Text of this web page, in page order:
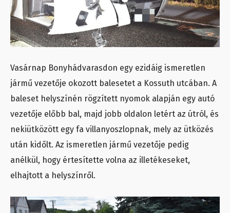
Vasárnap Bonyhádvarasdon egy ezidáig ismeretlen
jármű vezetője okozott balesetet a Kossuth utcában. A
baleset helyszínén rögzített nyomok alapján egy autó
vezetője előbb bal, majd jobb oldalon letért az útról, és
nekiütközött egy fa villanyoszlopnak, mely az ütközés
után kidőlt. Az ismeretlen jármű vezetője pedig
anélkül, hogy értesítette volna az illetékeseket,
elhajtott a helyszínről.